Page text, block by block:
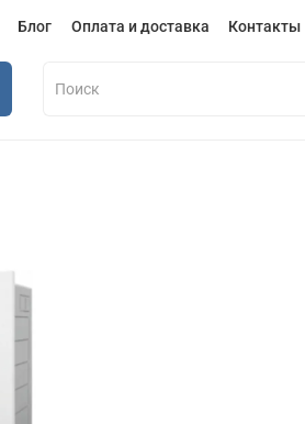
Блог Оплата и доставка Контакты